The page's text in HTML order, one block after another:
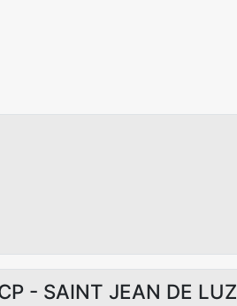
- SAINT JEAN DE LUZ